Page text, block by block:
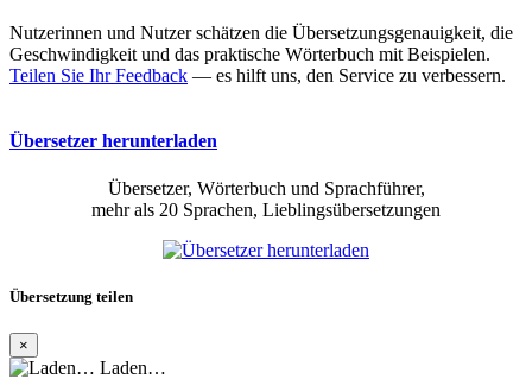
Nutzerinnen und Nutzer schätzen die Übersetzungsgenauigkeit, die
Geschwindigkeit und das praktische Wörterbuch mit Beispielen.
Teilen Sie Ihr Feedback — es hilft uns, den Service zu verbessern.
Übersetzer herunterladen
Übersetzer, Wörterbuch und Sprachführer,
mehr als 20 Sprachen, Lieblingsübersetzungen
Übersetzung teilen
×
Laden…